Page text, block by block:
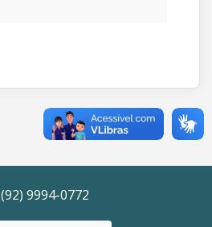
(92) 9994-0772